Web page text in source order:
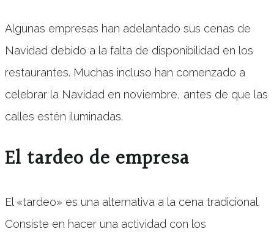
Algunas empresas han adelantado sus cenas de
Navidad debido a la falta de disponibilidad en los
restaurantes. Muchas incluso han comenzado a
celebrar la Navidad en noviembre, antes de que las
calles estén iluminadas.
El tardeo de empresa
El «tardeo» es una alternativa a la cena tradicional.
Consiste en hacer una actividad con los